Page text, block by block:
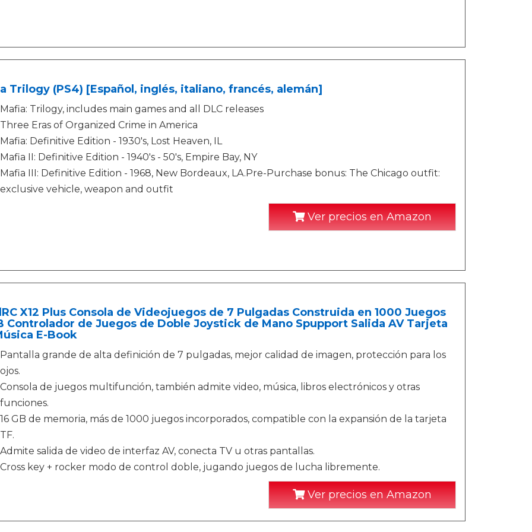
Trilogy (PS4) [Español, inglés, italiano, francés, alemán]
Mafia: Trilogy, includes main games and all DLC releases
Three Eras of Organized Crime in America
Mafia: Definitive Edition - 1930's, Lost Heaven, IL
Mafia II: Definitive Edition - 1940's - 50's, Empire Bay, NY
Mafia III: Definitive Edition - 1968, New Bordeaux, LA.Pre-Purchase bonus: The Chicago outfit:
exclusive vehicle, weapon and outfit
Ver precios en Amazon
X12 Plus Consola de Videojuegos de 7 Pulgadas Construida en 1000 Juegos
Controlador de Juegos de Doble Joystick de Mano Spupport Salida AV Tarjeta
E-Book
Pantalla grande de alta definición de 7 pulgadas, mejor calidad de imagen, protección para los
ojos.
Consola de juegos multifunción, también admite video, música, libros electrónicos y otras
funciones.
16 GB de memoria, más de 1000 juegos incorporados, compatible con la expansión de la tarjeta
TF.
Admite salida de video de interfaz AV, conecta TV u otras pantallas.
Cross key + rocker modo de control doble, jugando juegos de lucha libremente.
Ver precios en Amazon